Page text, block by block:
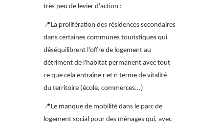
très peu de levier d'action :
📍 La prolifération des résidences secondaires
dans certaines communes touristiques qui
déséquilibrent l'offre de logement au
détriment de l'habitat permanent avec tout
ce que cela entraîne r et n terme de vitalité
du territoire (école, commerces...)
📍 Le manque de mobilité dans le parc de
logement social pour des ménages qui, avec